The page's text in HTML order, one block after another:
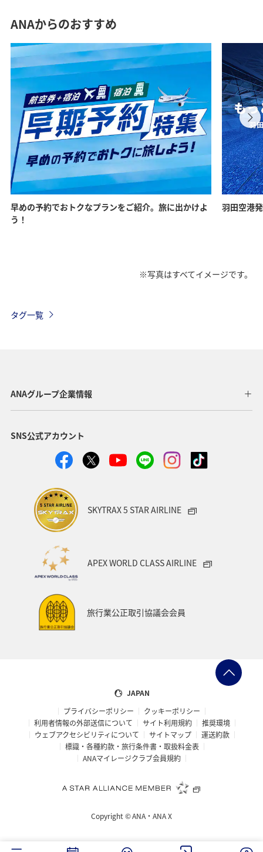
ANAからのおすすめ
早めの予約でおトクなプランをご紹介。旅に出かけよ
う！
羽田空港
※写真はすべてイメージです。
タグ一覧
ANAグループ企業情報
SNS公式アカウント
SKYTRAX 5 STAR AIRLINE
APEX WORLD CLASS AIRLINE
旅行業公正取引協議会会員
JAPAN
プライバシーポリシー
クッキーポリシー
利用者情報の外部送信について
サイト利用規約
推奨環境
ウェブアクセシビリティについて
サイトマップ
運送約款
標識・各種約款・旅行条件書・取扱料金表
ANAマイレージクラブ会員規約
Copyright ©ANA・ANA X